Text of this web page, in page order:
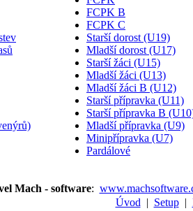
FCPK B
FCPK C
Starší dorost (U19)
Mladší dorost (U17)
Starší žáci (U15)
Mladší žáci (U13)
Mladší žáci B (U12)
Starší přípravka (U11)
Starší přípravka B
Mladší přípravka (U9)
Minipřípravka (U7)
Pardálové
Mach - software:
Úvod | Setup|